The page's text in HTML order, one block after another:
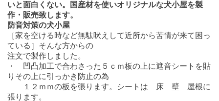
いと面白くない。国産材を使いオリジナルな犬小屋を製
作・販売致します。
防音対策の犬小屋
［家を空ける時など無駄吠えして近所から苦情が来て困っ
ている］そんな方からの
注文で製作しました。
・ 凹凸加工で合わさった５ｃｍ板の上に遮音シートを貼
りその上に引っかき防止の為
１２ｍｍの板を張ります。シートは 床 壁 屋根に
張ります。